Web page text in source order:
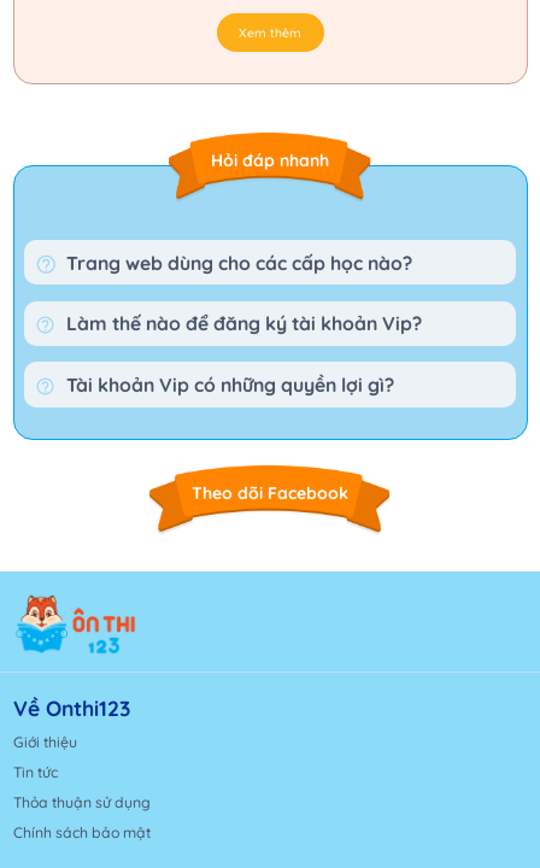
Xem thêm
Hỏi đáp nhanh
Trang web dùng cho các cấp học nào?
Làm thế nào để đăng ký tài khoản Vip?
Tài khoản Vip có những quyền lợi gì?
Theo dõi Facebook
Về Onthi123
Giới thiệu
Tin tức
Thỏa thuận sử dụng
Chính sách bảo mật